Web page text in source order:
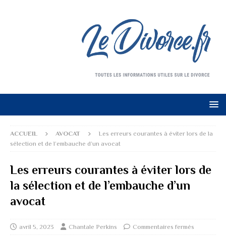
ACCUEIL AVOCAT
Les erreurs courantes à éviter lors de la
sélection et de l’embauche d’un avocat
Les erreurs courantes à éviter lors de
la sélection et de l’embauche d’un
avocat
avril 5, 2023 Chantale Perkins Commentaires fermés